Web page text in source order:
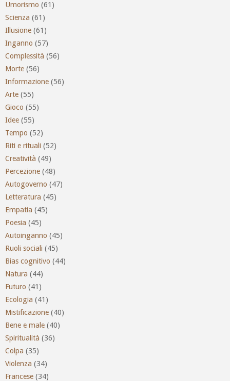
Umorismo (61)
Scienza (61)
Illusione (61)
Inganno (57)
Complessità (56)
Morte (56)
Informazione (56)
Arte (55)
Gioco (55)
Idee (55)
Tempo (52)
Riti e rituali (52)
Creatività (49)
Percezione (48)
Autogoverno (47)
Letteratura (45)
Empatia (45)
Poesia (45)
Autoinganno (45)
Ruoli sociali (45)
Bias cognitivo (44)
Natura (44)
Futuro (41)
Ecologia (41)
Mistificazione (40)
Bene e male (40)
Spiritualità (36)
Colpa (35)
Violenza (34)
Francese (34)